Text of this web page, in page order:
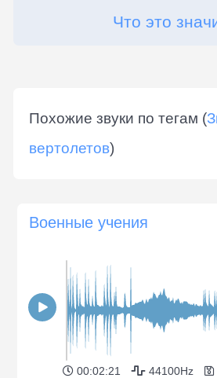
Что это
Похожие звуки по тегам (
вертолетов)
Военные учения
00:02:21 44100Hz